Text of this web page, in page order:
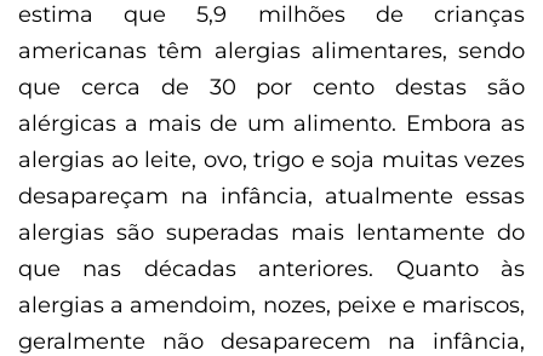
estima que 5,9 milhões de crianças
americanas têm alergias alimentares, sendo
que cerca de 30 por cento destas são
alérgicas a mais de um alimento. Embora as
alergias ao leite, ovo, trigo e soja muitas vezes
desapareçam na infância, atualmente essas
alergias são superadas mais lentamente do
que nas décadas anteriores. Quanto às
alergias a amendoim, nozes, peixe e mariscos,
geralmente não desaparecem na infância,